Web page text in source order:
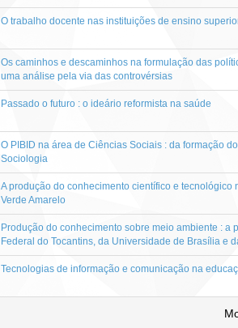
O trabalho docente nas instituições de ensino
Os caminhos e descaminhos na formulação das
uma análise pela via das controvérsias
Passado o futuro : o ideário reformista na saúde
O PIBID na área de Ciências Sociais : da formação
Sociologia
A produção do conhecimento científico e
Verde Amarelo
Produção do conhecimento sobre meio ambiente :
Federal do Tocantins, da Universidade de Brasília e
Tecnologias de informação e comunicação na